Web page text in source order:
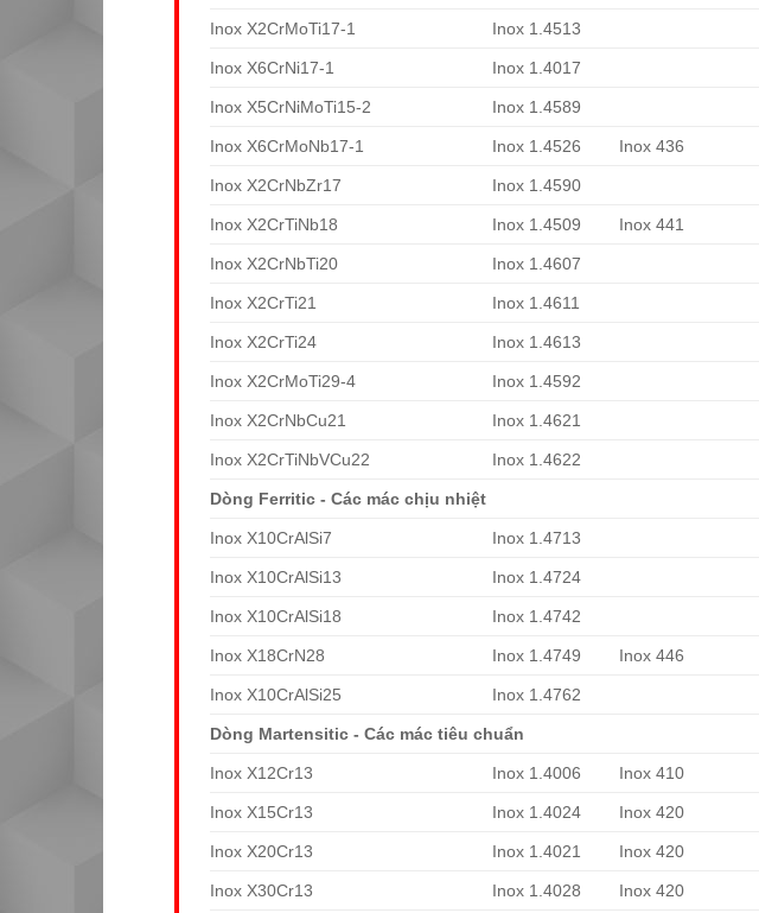
Inox X2CrMoTi17-1 Inox 1.4513
Inox X6CrNi17-1 Inox 1.4017
Inox X5CrNiMoTi15-2 Inox 1.4589
Inox X6CrMoNb17-1 Inox 1.4526 Inox 436
Inox X2CrNbZr17 Inox 1.4590
Inox X2CrTiNb18 Inox 1.4509 Inox 441
Inox X2CrNbTi20 Inox 1.4607
Inox X2CrTi21 Inox 1.4611
Inox X2CrTi24 Inox 1.4613
Inox X2CrMoTi29-4 Inox 1.4592
Inox X2CrNbCu21 Inox 1.4621
Inox X2CrTiNbVCu22 Inox 1.4622
Dòng Ferritic - Các mác chịu nhiệt
Inox X10CrAlSi7 Inox 1.4713
Inox X10CrAlSi13 Inox 1.4724
Inox X10CrAlSi18 Inox 1.4742
Inox X18CrN28 Inox 1.4749 Inox 446
Inox X10CrAlSi25 Inox 1.4762
Dòng Martensitic - Các mác tiêu chuẩn
Inox X12Cr13 Inox 1.4006 Inox 410
Inox X15Cr13 Inox 1.4024 Inox 420
Inox X20Cr13 Inox 1.4021 Inox 420
Inox X30Cr13 Inox 1.4028 Inox 420